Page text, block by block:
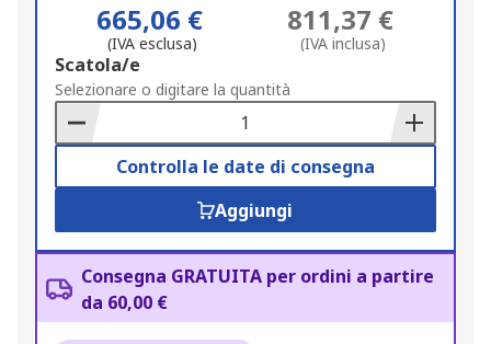
665,06 €
(IVA esclusa)
811,37 €
(IVA inclusa)
Add
to
Basket
Scatola/e
Selezionare o digitare la quantità
Controlla le date di consegna
Aggiungi
Consegna GRATUITA per ordini a partire
da 60,00 €